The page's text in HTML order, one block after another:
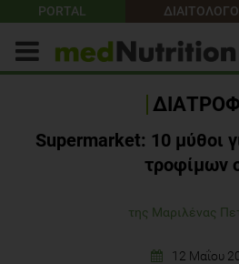
PORTAL
Supermarket: 10 μύθοι
τροφίμων
της Μαριλένας
12 Μαΐου